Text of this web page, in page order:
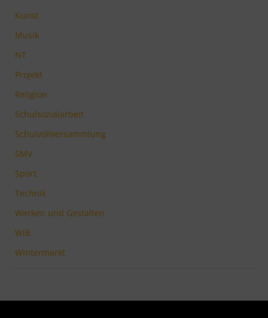
Kunst
Musik
NT
Projekt
Religion
Schulsozialarbeit
Schulvollversammlung
SMV
Sport
Technik
Werken und Gestalten
WiB
Wintermarkt